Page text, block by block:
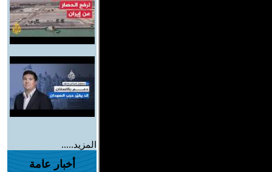
المزيد.....
أخبار عامة